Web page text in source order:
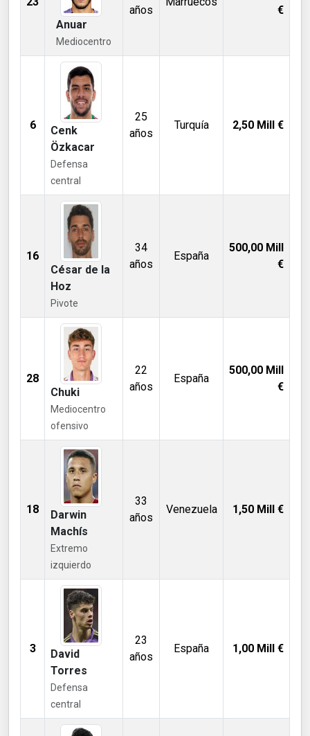
Anuar
Mediocentro
años
€
6
Cenk
Özkacar
Defensa
central
25
años
Turquía 2,50 Mill €
16
César de la
Hoz
Pivote
34
años
España
500,00 Mill
€
28
Chuki
Mediocentro
ofensivo
22
años
España
500,00 Mill
€
18
Darwin
Machís
Extremo
izquierdo
33
años
Venezuela 1,50 Mill €
3
David
Torres
Defensa
central
23
años
España 1,00 Mill €